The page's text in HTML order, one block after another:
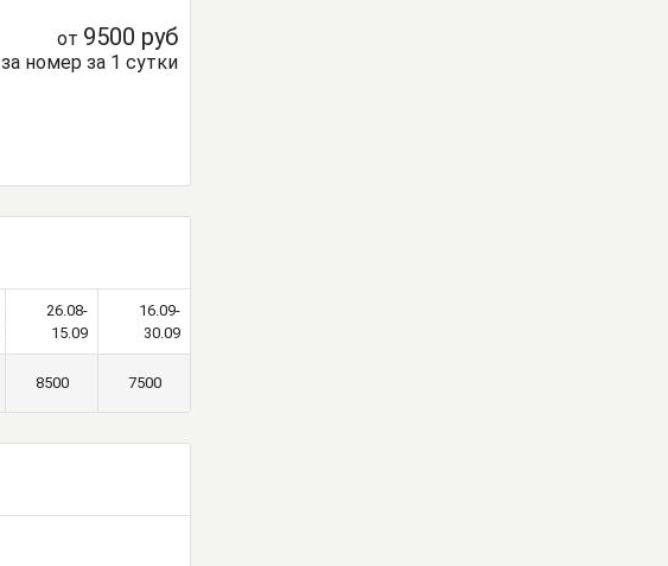
от 9500 руб
за номер за 1 сутки
26.08-
15.09
16.09-
30.09
8500 7500